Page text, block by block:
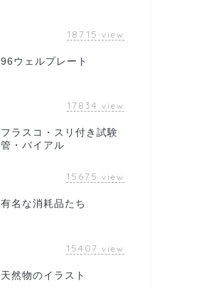
18715 view
96ウェルプレート
17834 view
フラスコ・スリ付き試験
管・バイアル
15675 view
有名な消耗品たち
15407 view
天然物のイラスト